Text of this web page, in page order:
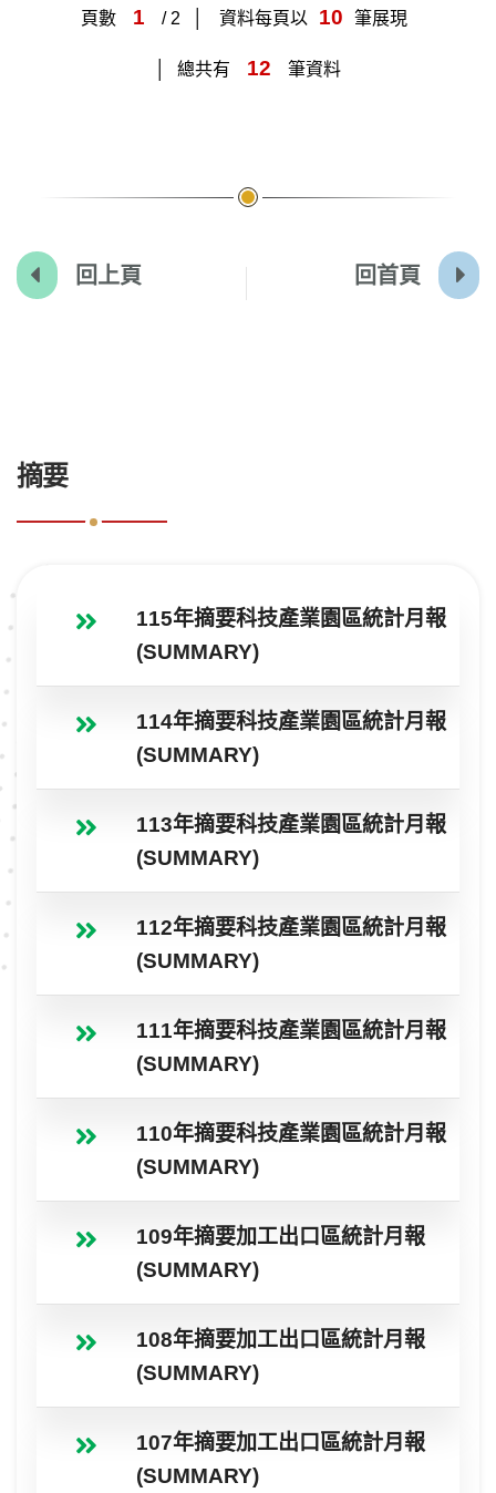
摘要
115年摘要科技產業園區統計月報
(SUMMARY)
114年摘要科技產業園區統計月報
(SUMMARY)
113年摘要科技產業園區統計月報
(SUMMARY)
112年摘要科技產業園區統計月報
(SUMMARY)
111年摘要科技產業園區統計月報
(SUMMARY)
110年摘要科技產業園區統計月報
(SUMMARY)
109年摘要加工出口區統計月報
(SUMMARY)
108年摘要加工出口區統計月報
(SUMMARY)
107年摘要加工出口區統計月報
(SUMMARY)
頁數 1 / 2 資料每頁以 10 筆展現
總共有 12 筆資料
回上頁 回首頁